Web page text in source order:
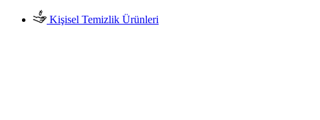
Kişisel Temizlik Ürünleri